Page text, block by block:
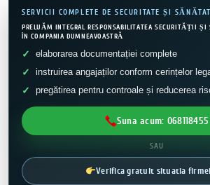
SERVICII COMPLETE DE SECURITATE ȘI
PRELUĂM INTEGRAL RESPONSABILITATEA SECURITĂȚII
ÎN COMPANIA DUMNEAVOASTRĂ
elaborarea documentației complete
instruirea angajaților conform cerințelor
pregătirea pentru controale și reducerea
Suna acum: 068118455
SAU
Verifica gratuit situatia